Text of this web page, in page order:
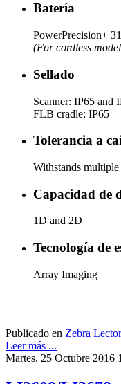
Batería
PowerPrecision+
(For cordless
Sellado
Scanner: IP65 and
FLB cradle: IP65
Tolerancia a
Withstands
Capacidad de
1D and 2D
Tecnología de
Array Imaging
Publicado en Zebra
Leer más ...
Martes, 25 Octubre 2016